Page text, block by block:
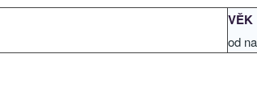
VĚK
od